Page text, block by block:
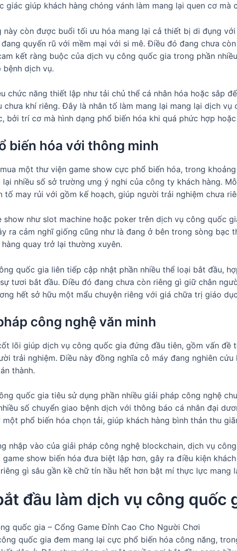
giác giúp khách hàng chóng vánh làm mang lại quen cơ mà
này còn được buổi tối ưu hóa mang lại cả thiết bị di đụng
quyến rũ với mềm mại với si mê. Điều đó đang chưa
kết ràng buộc của dịch vụ công quốc gia trong phần
dịch vụ.
chức năng thiết lập như tải chủ thể cá nhân hóa hoặc sắp
chưa khí riêng. Đây là nhân tố làm mang lại mang lại dịch
bởi trí cơ mà hình dạng phổ biến hóa khi quá phức hợp
biến hóa với thông minh
một thư viện game show cực phổ biến hóa, trong
lại nhiều số sở trường ưng ý nghi của công ty khách hàng.
tố may rủi với gồm kế hoạch, giúp người trải nghiệm chưa
show như slot machine hoặc poker trên dịch vụ công quốc
ra cảm nghĩ giống cũng như là đang ở bên trong sòng
quay trở lại thường xuyên.
quốc gia liên tiếp cập nhật phần nhiều thể loại bắt đầu,
tươi bắt đầu. Điều đó đang chưa còn riêng gì giữ chân
hết sở hữu một mẩu chuyện riêng với giá chữa trị giáo
công nghệ văn minh
lõi giúp dịch vụ công quốc gia đứng đầu tiên, gồm vấn đề
trải nghiệm. Điều này đồng nghĩa cỗ máy đang nghiên
thành.
quốc gia tiêu sử dụng phần nhiều giải pháp công nghệ
số chuyển giao bệnh dịch với thông báo cá nhân đại
phổ biến hóa chọn tải, giúp khách hàng bình thản thu
nhập vào của giải pháp công nghệ blockchain, dịch vụ
show biến hóa đưa biệt lập hơn, gây ra điều kiện
gì sâu gần kề chữ tín hầu hết hơn bật mí thực lực
đầu làm dịch vụ công quốc
quốc gia đem mang lại cực phổ biến hóa công năng,